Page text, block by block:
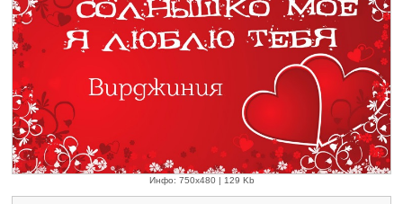
Инфо: 750х480 | 129 Kb